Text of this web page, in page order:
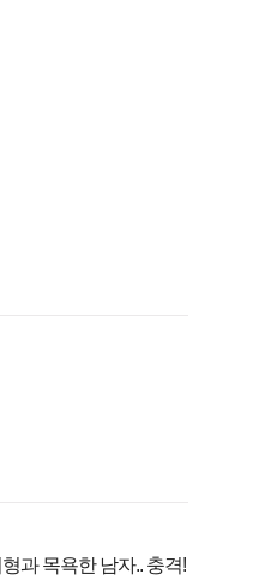
과 목욕한 남자.. 충격!